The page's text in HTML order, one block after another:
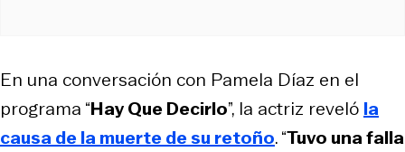
En una conversación con Pamela Díaz en el
programa “Hay Que Decirlo”, la actriz reveló la
causa de la muerte de su retoño. “Tuvo una falla